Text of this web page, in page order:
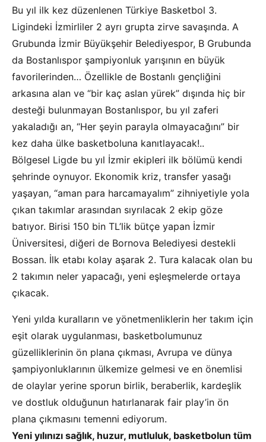
Bu yıl ilk kez düzenlenen Türkiye Basketbol 3.
Ligindeki İzmirliler 2 ayrı grupta zirve savaşında. A
Grubunda İzmir Büyükşehir Belediyespor, B Grubunda
da Bostanlıspor şampiyonluk yarışının en büyük
favorilerinden… Özellikle de Bostanlı gençliğini
arkasına alan ve “bir kaç aslan yürek” dışında hiç bir
desteği bulunmayan Bostanlıspor, bu yıl zaferi
yakaladığı an, “Her şeyin parayla olmayacağını” bir
kez daha ülke basketboluna kanıtlayacak!..
Bölgesel Ligde bu yıl İzmir ekipleri ilk bölümü kendi
şehrinde oynuyor. Ekonomik kriz, transfer yasağı
yaşayan, “aman para harcamayalım” zihniyetiyle yola
çıkan takımlar arasından sıyrılacak 2 ekip göze
batıyor. Birisi 150 bin TL’lik bütçe yapan İzmir
Üniversitesi, diğeri de Bornova Belediyesi destekli
Bossan. İlk etabı kolay aşarak 2. Tura kalacak olan bu
2 takımın neler yapacağı, yeni eşleşmelerde ortaya
çıkacak.
Yeni yılda kuralların ve yönetmenliklerin her takım için
eşit olarak uygulanması, basketbolumunuz
güzelliklerinin ön plana çıkması, Avrupa ve dünya
şampiyonluklarının ülkemize gelmesi ve en önemlisi
de olaylar yerine sporun birlik, beraberlik, kardeşlik
ve dostluk olduğunun hatırlanarak fair play’in ön
plana çıkmasını temenni ediyorum.
Yeni yılınızı sağlık, huzur, mutluluk, basketbolun tüm